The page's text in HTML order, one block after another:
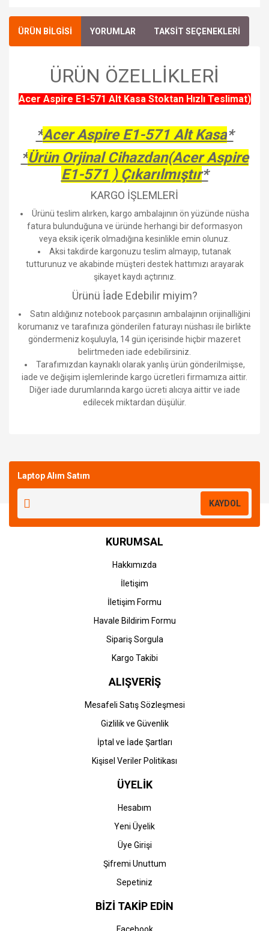
ÜRÜN BİLGİSİ YORUMLAR TAKSİT SEÇENEKLERİ
ÜRÜN ÖZELLİKLERİ
Acer Aspire E1-571 Alt Kasa Stoktan Hızlı Teslimat)
*Acer Aspire E1-571 Alt Kasa*
*Ürün Orjinal Cihazdan(Acer Aspire
E1-571 ) Çıkarılmıştır*
KARGO İŞLEMLERİ
Ürünü teslim alırken, kargo ambalajının ön yüzünde nüsha
fatura bulunduğuna ve üründe herhangi bir deformasyon
veya eksik içerik olmadığına kesinlikle emin olunuz.
Aksi takdirde kargonuzu teslim almayıp, tutanak
tutturunuz ve akabinde müşteri destek hattımızı arayarak
şikayet kaydı açtırınız.
Ürünü İade Edebilir miyim?
Satın aldığınız notebook parçasının ambalajının orijinalliğini
korumanız ve tarafınıza gönderilen faturayı nüshası ile birlikte
göndermeniz koşuluyla, 14 gün içerisinde hiçbir mazeret
belirtmeden iade edebilirsiniz.
Tarafımızdan kaynaklı olarak yanlış ürün gönderilmişse,
iade ve değişim işlemlerinde kargo ücretleri firmamıza aittir.
Diğer iade durumlarında kargo ücreti alıcıya aittir ve iade
edilecek miktardan düşülür.
Laptop Alım Satım
KAYDOL
KURUMSAL
Hakkımızda
İletişim
İletişim Formu
Havale Bildirim Formu
Sipariş Sorgula
Kargo Takibi
ALIŞVERİŞ
Mesafeli Satış Sözleşmesi
Gizlilik ve Güvenlik
İptal ve İade Şartları
Kişisel Veriler Politikası
ÜYELİK
Hesabım
Yeni Üyelik
Üye Girişi
Şifremi Unuttum
Sepetiniz
BİZİ TAKİP EDİN